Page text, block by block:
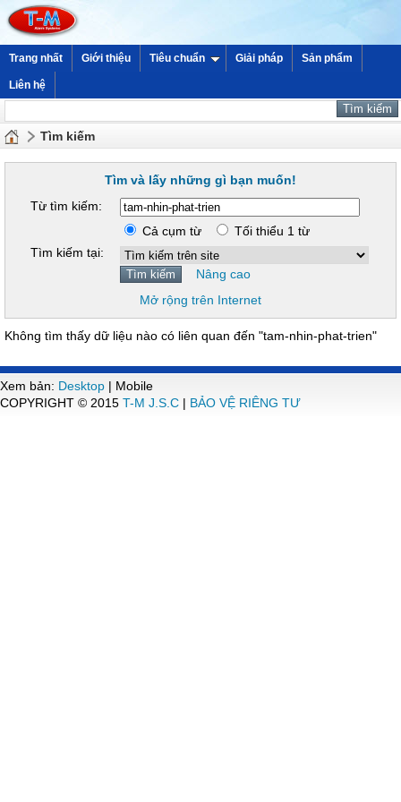
Trang nhất Giới thiệu Tiêu chuẩn Giải pháp Sản phẩm
Liên hệ
Tìm kiếm
Tìm và lấy những gì bạn muốn!
Từ tìm kiếm:
Cả cụm từ
Tối thiểu 1 từ
Tìm kiếm tại:
Nâng cao
Mở rộng trên Internet
Không tìm thấy dữ liệu nào có liên quan đến "tam-nhin-phat-trien"
Xem bản: Desktop | Mobile
COPYRIGHT © 2015 T-M J.S.C | BẢO VỆ RIÊNG TƯ